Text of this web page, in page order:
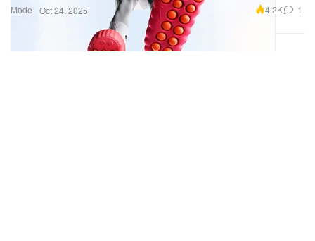
Mode Oct 24, 2025 4.2K 1